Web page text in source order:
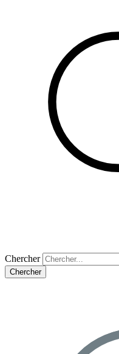
Chercher
Chercher